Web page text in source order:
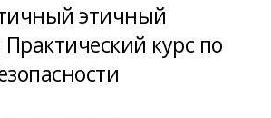
этичный
Практический курс по